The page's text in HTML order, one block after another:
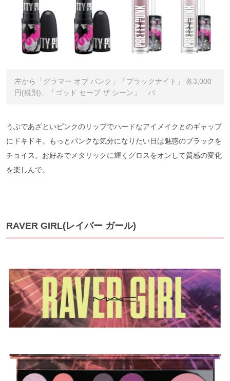
左から「グラマー オブ パンク」「ブラックナイト」 各3,000
円(税別)、「ゴッド セーブ ザ シーン」「バ
うぶであざといピンクのリップでハードなアイメイクとのギャップ
にドキドキ。もっとパンクな気分になりたい日は魅惑のブラックを
チョイス。お好みでメタリックに輝くグロスをオンして質感の変化
を楽しんで。
RAVER GIRL(レイバー ガール)